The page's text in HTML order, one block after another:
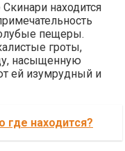
находится
пещеры.
гроты,
насыщенную
ей изумрудный и
где находится?